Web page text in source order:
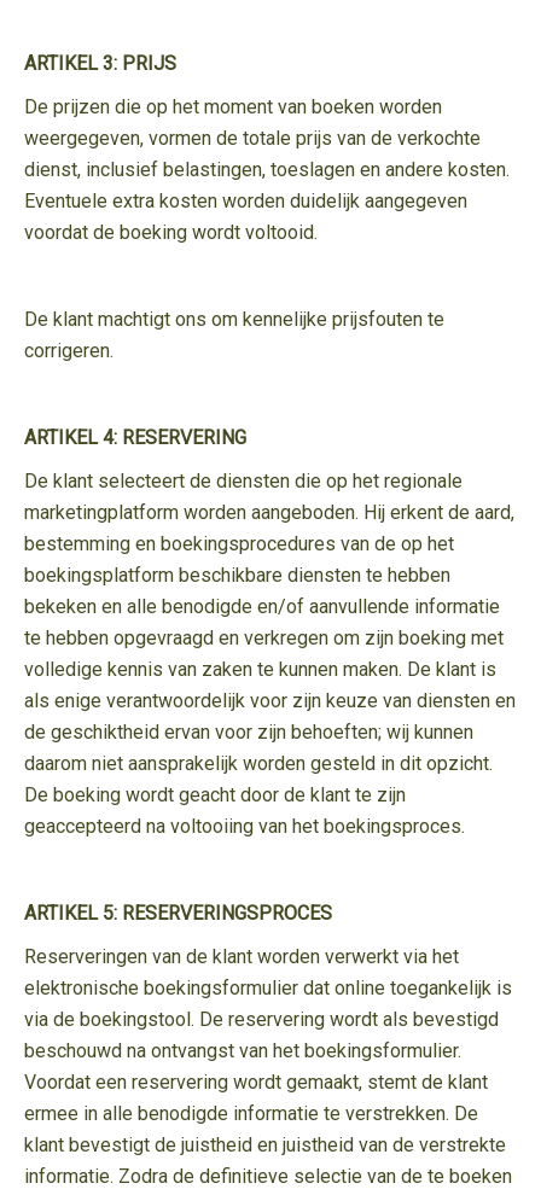
ARTIKEL 3: PRIJS
De prijzen die op het moment van boeken worden
weergegeven, vormen de totale prijs van de verkochte
dienst, inclusief belastingen, toeslagen en andere kosten.
Eventuele extra kosten worden duidelijk aangegeven
voordat de boeking wordt voltooid.
De klant machtigt ons om kennelijke prijsfouten te
corrigeren.
ARTIKEL 4: RESERVERING
De klant selecteert de diensten die op het regionale
marketingplatform worden aangeboden. Hij erkent de aard,
bestemming en boekingsprocedures van de op het
boekingsplatform beschikbare diensten te hebben
bekeken en alle benodigde en/of aanvullende informatie
te hebben opgevraagd en verkregen om zijn boeking met
volledige kennis van zaken te kunnen maken. De klant is
als enige verantwoordelijk voor zijn keuze van diensten en
de geschiktheid ervan voor zijn behoeften; wij kunnen
daarom niet aansprakelijk worden gesteld in dit opzicht.
De boeking wordt geacht door de klant te zijn
geaccepteerd na voltooiing van het boekingsproces.
ARTIKEL 5: RESERVERINGSPROCES
Reserveringen van de klant worden verwerkt via het
elektronische boekingsformulier dat online toegankelijk is
via de boekingstool. De reservering wordt als bevestigd
beschouwd na ontvangst van het boekingsformulier.
Voordat een reservering wordt gemaakt, stemt de klant
ermee in alle benodigde informatie te verstrekken. De
klant bevestigt de juistheid en juistheid van de verstrekte
informatie. Zodra de definitieve selectie van de te boeken